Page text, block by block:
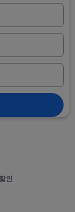
인